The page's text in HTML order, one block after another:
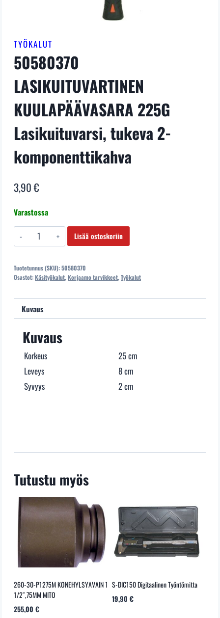
TYÖKALUT
50580370
LASIKUITUVARTINEN
KUULAPÄÄVASARA 225G
Lasikuituvarsi, tukeva 2-
komponenttikahva
3,90€
Varastossa
50580370
LASIKUITUVARTINEN
225G
tukeva
2-
määrä
Lisää ostoskoriin
Tuotetunnus (SKU):50580370
Osastot:Käsityökalut,Korjaamo tarvikkeet,Työkalut
Kuvaus
Kuvaus
Korkeus
25 cm
Leveys
8 cm
Syvyys
2 cm
Tutustu myös
260-30-P1275M KONEHYLSYAVAIN 1
1/2″,75MM MITO
255,00 €
S-DIC150 Digitaalinen Työntömitta
19,90 €